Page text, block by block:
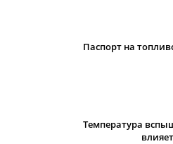
Паспорт на
Температура
влияет